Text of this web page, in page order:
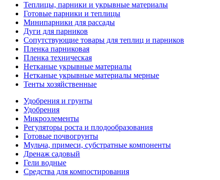
Теплицы, парники и укрывные материалы
Готовые парники и теплицы
Минипарники для рассады
Дуги для парников
Сопутствующие товары для теплиц и парников
Пленка парниковая
Пленка техническая
Нетканые укрывные материалы
Нетканые укрывные материалы мерные
Тенты хозяйственные
Удобрения и грунты
Удобрения
Микроэлементы
Регуляторы роста и плодообразования
Готовые почвогрунты
Мульча, примеси, субстратные компоненты
Дренаж садовый
Гели водные
Средства для компостирования